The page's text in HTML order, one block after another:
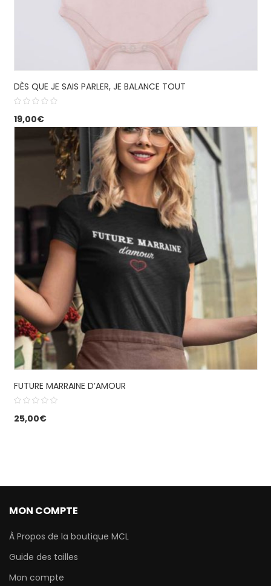
DÈS QUE JE SAIS PARLER, JE BALANCE TOUT
19,00€
FUTURE MARRAINE D’AMOUR
25,00€
MON COMPTE
À Propos de la boutique MCL
Guide des tailles
Mon compte